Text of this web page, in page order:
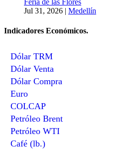
Feria de las Flores
Jul 31, 2026 | Medellín
Indicadores Económicos.
Dólar TRM
Dólar Venta
Dólar Compra
Euro
COLCAP
Petróleo Brent
Petróleo WTI
Café (lb.)